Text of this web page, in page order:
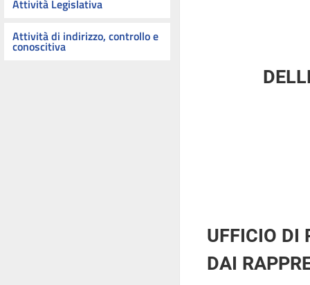
Attività Legislativa
Attività di indirizzo, controllo e
conoscitiva
UFFICIO DI
DAI